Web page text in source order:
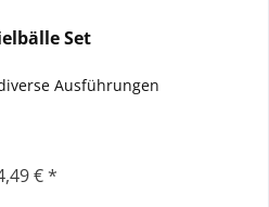
Set
Ausführungen
€ *